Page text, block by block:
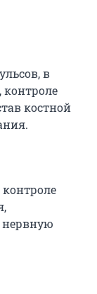
в
костной
контроле
нервную